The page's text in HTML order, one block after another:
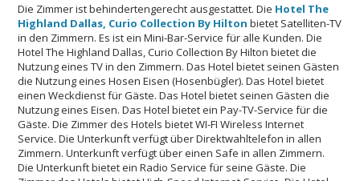
Die Zimmer ist behindertengerecht ausgestattet. Die Hotel The
Highland Dallas, Curio Collection By Hilton bietet Satelliten-TV
in den Zimmern. Es ist ein Mini-Bar-Service für alle Kunden. Die
Hotel The Highland Dallas, Curio Collection By Hilton bietet die
Nutzung eines TV in den Zimmern. Das Hotel bietet seinen Gästen
die Nutzung eines Hosen Eisen (Hosenbügler). Das Hotel bietet
einen Weckdienst für Gäste. Das Hotel bietet seinen Gästen die
Nutzung eines Eisen. Das Hotel bietet ein Pay-TV-Service für die
Gäste. Die Zimmer des Hotels bietet WI-FI Wireless Internet
Service. Die Unterkunft verfügt über Direktwahltelefon in allen
Zimmern. Unterkunft verfügt über einen Safe in allen Zimmern.
Die Unterkunft bietet ein Radio Service für seine Gäste. Die